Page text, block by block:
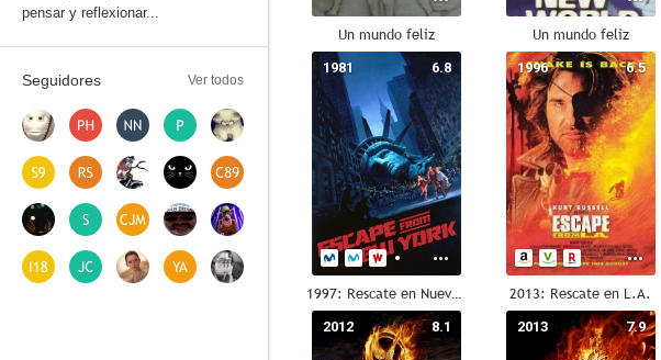
pensar y reflexionar...
Seguidores Ver todos
Un mundo feliz Un mundo feliz
6.8
1981
1997: Rescate en Nueva York
6.5
1996
2013: Rescate en L.A.
8.1
2012 7.9
2013